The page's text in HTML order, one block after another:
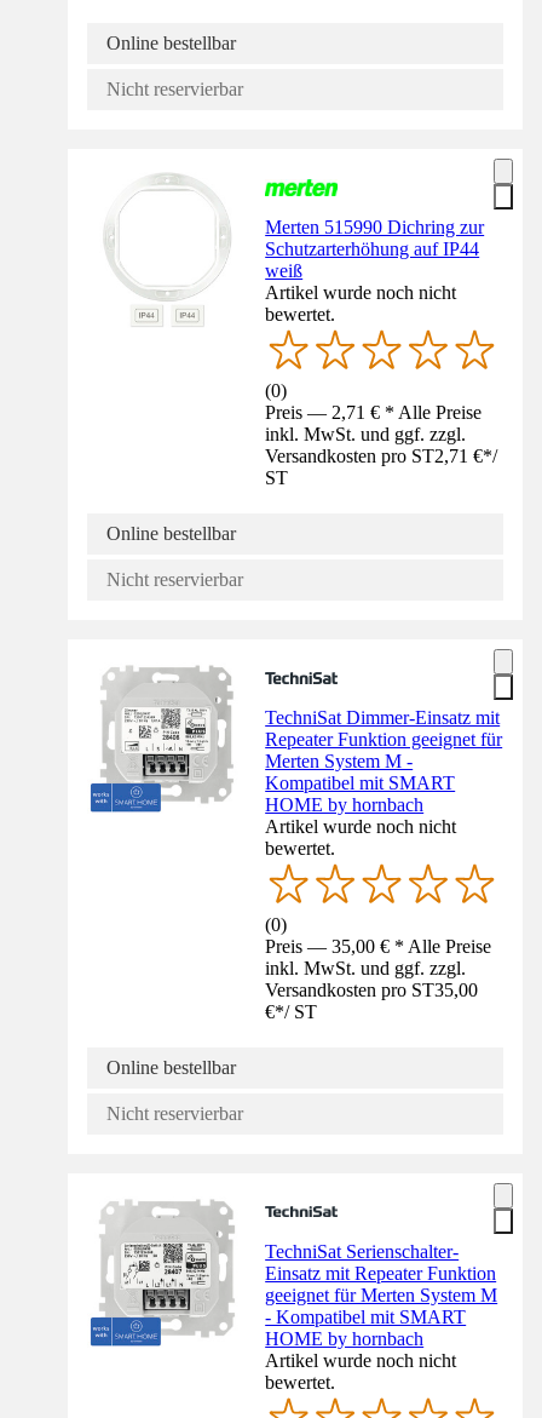
Online bestellbar
Nicht reservierbar
Merten 515990 Dichring zur
Schutzarterhöhung auf IP44
weiß
Artikel wurde noch nicht
bewertet.
(0)
Preis — 2,71 € * Alle Preise
inkl. MwSt. und ggf. zzgl.
Versandkosten pro ST2,71 €*/
ST
Online bestellbar
Nicht reservierbar
TechniSat Dimmer-Einsatz mit
Repeater Funktion geeignet für
Merten System M -
Kompatibel mit SMART
HOME by hornbach
Artikel wurde noch nicht
bewertet.
(0)
Preis — 35,00 € * Alle Preise
inkl. MwSt. und ggf. zzgl.
Versandkosten pro ST35,00
€*/ ST
Online bestellbar
Nicht reservierbar
TechniSat Serienschalter-
Einsatz mit Repeater Funktion
geeignet für Merten System M
- Kompatibel mit SMART
HOME by hornbach
Artikel wurde noch nicht
bewertet.